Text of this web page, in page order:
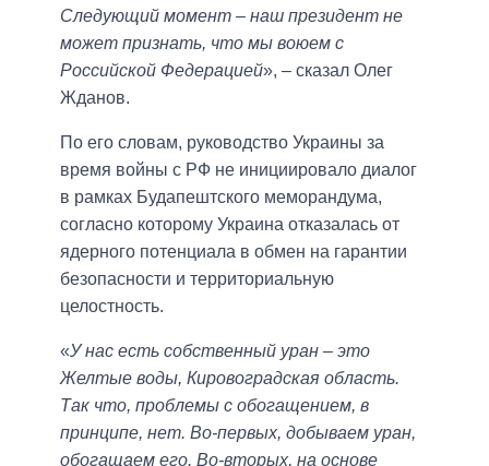
Следующий момент – наш президент не
может признать, что мы воюем с
Российской Федерацией», – сказал Олег
Жданов.
По его словам, руководство Украины за
время войны с РФ не инициировало диалог
в рамках Будапештского меморандума,
согласно которому Украина отказалась от
ядерного потенциала в обмен на гарантии
безопасности и территориальную
целостность.
«У нас есть собственный уран – это
Желтые воды, Кировоградская область.
Так что, проблемы с обогащением, в
принципе, нет. Во-первых, добываем уран,
обогащаем его. Во-вторых, на основе